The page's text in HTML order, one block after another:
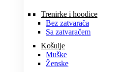
Trenirke i hoodice
Bez zatvarača
Sa zatvaračem
Košulje
Muške
Ženske